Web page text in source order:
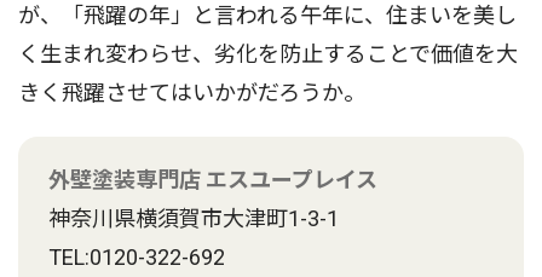
が、「飛躍の年」と言われる午年に、住まいを美し
く生まれ変わらせ、劣化を防止することで価値を大
きく飛躍させてはいかがだろうか。
外壁塗装専門店 エスユープレイス
神奈川県横須賀市大津町1-3-1
TEL:0120-322-692